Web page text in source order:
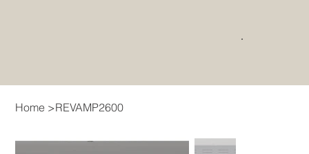
Home >REVAMP2600